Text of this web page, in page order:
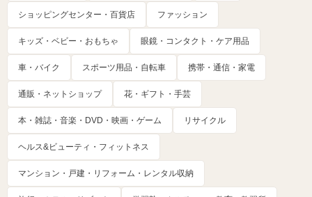
ショッピングセンター・百貨店 ファッション
キッズ・ベビー・おもちゃ 眼鏡・コンタクト・ケア用品
車・バイク スポーツ用品・自転車 携帯・通信・家電
通販・ネットショップ 花・ギフト・手芸
本・雑誌・音楽・DVD・映画・ゲーム リサイクル
ヘルス&ビューティ・フィットネス
マンション・戸建・リフォーム・レンタル収納